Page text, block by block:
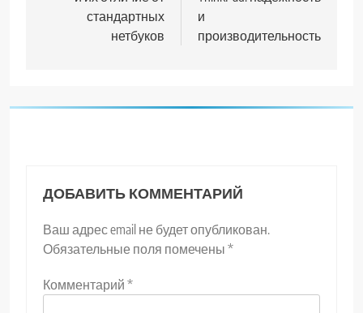
записямстандартных
нетбуков
и
производительность
ДОБАВИТЬ КОММЕНТАРИЙ
Ваш адрес email не будет опубликован.
Обязательные поля помечены *
Комментарий *